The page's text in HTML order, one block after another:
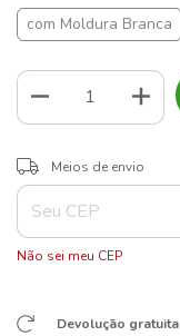
com Moldura Branca
Entregas para o CEP:
Meios de envio
Não sei meu CEP
Devolução gratuita